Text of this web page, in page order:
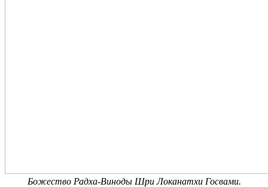
Божество Радха-Виноды Шри Локанатхи Госвами.